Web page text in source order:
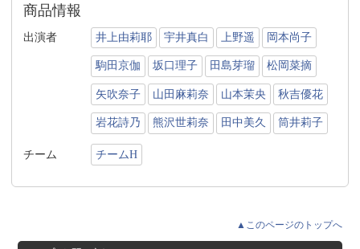
商品情報
出演者 井上由莉耶 宇井真白 上野遥 岡本尚子
駒田京伽 坂口理子 田島芽瑠 松岡菜摘
矢吹奈子 山田麻莉奈 山本茉央 秋吉優花
岩花詩乃 熊沢世莉奈 田中美久 筒井莉子
チーム チームH
▲このページのトップへ